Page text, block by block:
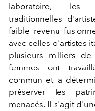
laboratoire, les
traditionnelles
faible revenu
avec celles d'artistes
plusieurs milliers
femmes ont
commun et la
préserver les
menacés. Il s'agit